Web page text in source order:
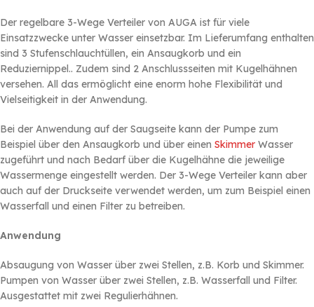
Der regelbare 3-Wege Verteiler von AUGA ist für viele
Einsatzzwecke unter Wasser einsetzbar. Im Lieferumfang enthalten
sind 3 Stufenschlauchtüllen, ein Ansaugkorb und ein
Reduziernippel.. Zudem sind 2 Anschlussseiten mit Kugelhähnen
versehen. All das ermöglicht eine enorm hohe Flexibilität und
Vielseitigkeit in der Anwendung.
Bei der Anwendung auf der Saugseite kann der Pumpe zum
Beispiel über den Ansaugkorb und über einen Skimmer Wasser
zugeführt und nach Bedarf über die Kugelhähne die jeweilige
Wassermenge eingestellt werden. Der 3-Wege Verteiler kann aber
auch auf der Druckseite verwendet werden, um zum Beispiel einen
Wasserfall und einen Filter zu betreiben.
Anwendung
Absaugung von Wasser über zwei Stellen, z.B. Korb und Skimmer.
Pumpen von Wasser über zwei Stellen, z.B. Wasserfall und Filter.
Ausgestattet mit zwei Regulierhähnen.